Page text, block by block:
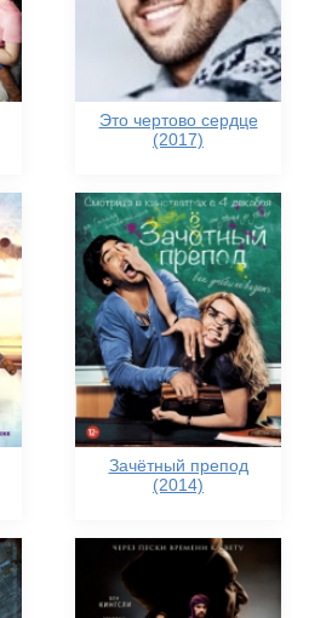
Это чертово сердце
(2017)
Зачётный препод
(2014)